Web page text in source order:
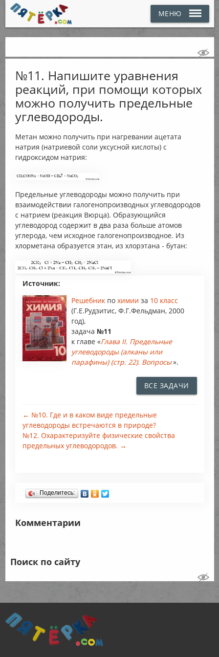
МЕНЮ
№11. Напишите уравнения
реакций, при помощи которых
можно получить предельные
углеводороды.
Метан можно получить при нагревании ацетата
натрия (натриевой соли уксусной кислоты) с
гидроксидом натрия:
Предельные углеводороды можно получить при
взаимодействии галогенопроизводных углеводородов
с натрием (реакция Вюрца). Образующийся
углеводород содержит в два раза больше атомов
углерода, чем исходное галогенопроизводное. Из
хлорметана образуется этан, из хлорэтана - бутан:
Источник:
Решебник по химии за 10 класс
(Г.Е.Рудзитис, Ф.Г.Фельдман, 2000
год),
задача №11
к главе «Глава II. Предельные
углеводороды (алканы или
парафины) (стр. 22). Вопросы».
ВСЕ ЗАДАЧИ
← №10. Где и в каком виде предельные
углеводороды встречаются в природе?
№12. Охарактеризуйте физические свойства
предельных углеводородов. →
Поделитесь:
Комментарии
Поиск по сайту